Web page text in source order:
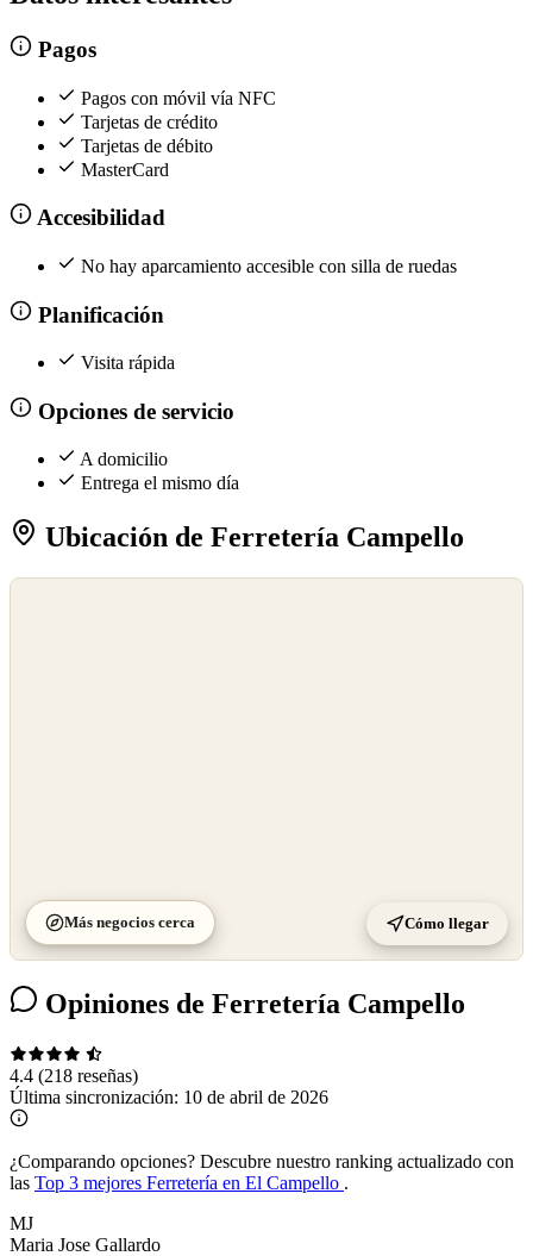
Pagos
Pagos con móvil vía NFC
Tarjetas de crédito
Tarjetas de débito
MasterCard
Accesibilidad
No hay aparcamiento accesible con silla de ruedas
Planificación
Visita rápida
Opciones de servicio
A domicilio
Entrega el mismo día
Ubicación de Ferretería Campello
Más negocios cerca Cómo llegar
Opiniones de Ferretería Campello
4.4 (218 reseñas)
Última sincronización: 10 de abril de 2026
¿Comparando opciones? Descubre nuestro ranking actualizado con
las Top 3 mejores Ferretería en El Campello .
MJ
Maria Jose Gallardo